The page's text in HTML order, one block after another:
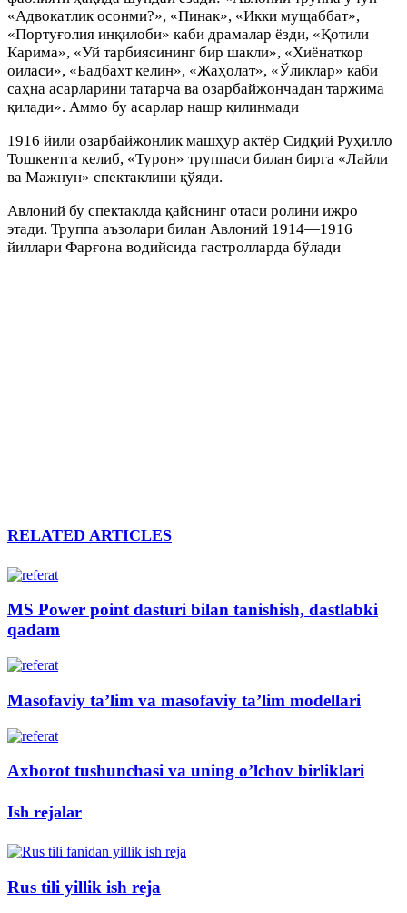
«Адвокатлик осонми?», «Пинак», «Икки мущаббат»,
«Портуғолия инқилоби» каби драмалар ёзди, «Қотили
Карима», «Уй тарбиясининг бир шакли», «Хиёнаткор
оиласи», «Бадбахт келин», «Жаҳолат», «Ўликлар» каби
саҳна асарларини татарча ва озарбайжончадан таржима
қилади». Аммо бу асарлар нашр қилинмади
1916 йили озарбайжонлик машҳур актёр Сидқий Руҳилло
Тошкентга келиб, «Турон» труппаси билан бирга «Лайли
ва Мажнун» спектаклини қўяди.
Авлоний бу спектаклда қайснинг отаси ролини ижро
этади. Труппа аъзолари билан Авлоний 1914—1916
йиллари Фарғона водийсида гастролларда бўлади
RELATED ARTICLES
MS Power point dasturi bilan tanishish, dastlabki
qadam
Masofaviy ta’lim va masofaviy ta’lim modellari
Axborot tushunchasi va uning o’lchov birliklari
Ish rejalar
Rus tili yillik ish reja